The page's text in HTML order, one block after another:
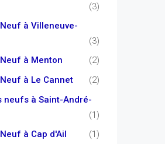
(3)
à Villeneuve-
(3)
à Menton
(2)
à Le Cannet
(2)
neufs à Saint-André-
(1)
à Cap d'Ail
(1)